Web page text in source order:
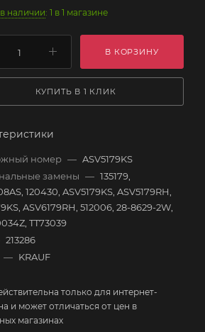
наличии: 1 в 1 магазине
В КОРЗИНУ
КУПИТЬ В 1 КЛИК
номер — ASV5179KS
замены — 135179,
120430, ASV5179KS, ASV5179RH,
ASV6179RH, 512006, 28-8629-2W,
TT73039
213286
— KRAUF
только для интернет-
и может отличаться от цен в
магазинах